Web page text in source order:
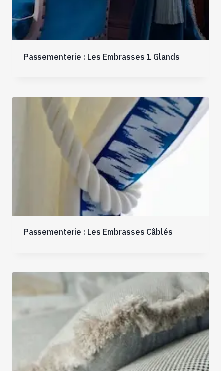
Passementerie : Les Embrasses 1 Glands
Passementerie : Les Embrasses Câblés